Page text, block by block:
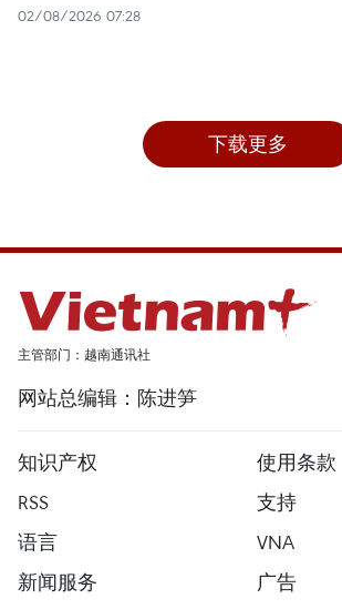
02/08/2026 07:28
下载更多
主管部门：越南通讯社
网站总编辑：陈进笋
知识产权
使用条款
RSS
支持
语言
VNA
新闻服务
广告